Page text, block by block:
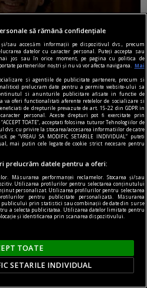
lui este impresionantă și
nu poate să nu
se la el.
să rămână confidențiale
și/sau accesăm informații pe dispozitivul dvs., precum
datelor cu caracter personal. Puteți accepta sau
jos sau în orice moment, pe pagina cu politica de
partenerilor noștri și nu vă vor afecta navigarea.
Mai
si agentiile de publicitate partenere, precum si
prelucram date pentru a permite website-ului sa
si anunturile publicitare afisate in functie de
va oferi functionalitati aferente retelelor de socializare si
de drepturile prevazute de art. 15-22 din GDPR in
personal. Aceste drepturi pot fi exercitate prin
“ACCEPT TOATE”, acceptati folosirea tuturor Tehnologiilor de
dvs. cu privire la stocarea/accesarea informatiilor de catre
“VREAU SA MODIFIC SETARILE INDIVIDUAL” puteti
mai putin cele legate de cookie strict necesare pentru
prelucrăm datele pentru a oferi:
Măsurarea performanței reclamelor. Stocarea și/sau
Utilizarea profilurilor pentru selectarea conținutului
personalizat. Utilizarea profilurilor pentru selectarea
pentru publicitate personalizată. Măsurarea
publicului prin statistici sau combinații de date din surse
a selecta publicitatea. Utilizarea datelor limitate pentru
și identificarea prin scanarea dispozitivului.
TOATE
SETARILE INDIVIDUAL